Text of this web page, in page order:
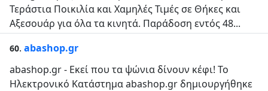
Τεράστια Ποικιλία και Χαμηλές Τιμές σε Θήκες και
Αξεσουάρ για όλα τα κινητά. Παράδοση εντός 48...
60. abashop.gr
abashop.gr - Εκεί που τα ψώνια δίνουν κέφι! Το
Ηλεκτρονικό Κατάστημα abashop.gr δημιουργήθηκε